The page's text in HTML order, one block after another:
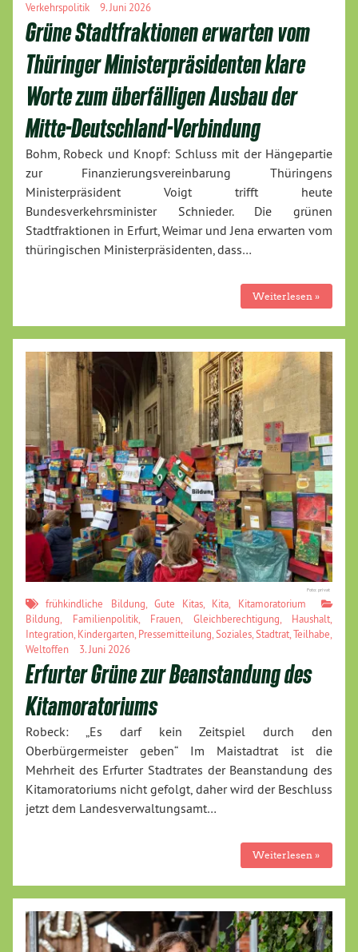
Verkehrspolitik
9. Juni 2026
Grüne Stadtfraktionen erwarten vom
Thüringer Ministerpräsidenten klare
Worte zum überfälligen Ausbau der
Mitte-Deutschland-Verbindung
Bohm, Robeck und Knopf: Schluss mit der Hängepartie
zur Finanzierungsvereinbarung Thüringens
Ministerpräsident Voigt trifft heute
Bundesverkehrsminister Schnieder. Die grünen
Stadtfraktionen in Erfurt, Weimar und Jena erwarten vom
thüringischen Ministerpräsidenten, dass…
Weiterlesen »
Foto: privat
frühkindliche Bildung, Gute Kitas, Kita, Kitamoratorium
Bildung, Familienpolitik, Frauen, Gleichberechtigung, Haushalt,
Integration, Kindergarten, Pressemitteilung,Soziales,Stadtrat,Teilhabe,
Weltoffen
3. Juni 2026
Erfurter Grüne zur Beanstandung des
Kitamoratoriums
Robeck: „Es darf kein Zeitspiel durch den
Oberbürgermeister geben“ Im Maistadtrat ist die
Mehrheit des Erfurter Stadtrates der Beanstandung des
Kitamoratoriums nicht gefolgt, daher wird der Beschluss
jetzt dem Landesverwaltungsamt…
Weiterlesen »